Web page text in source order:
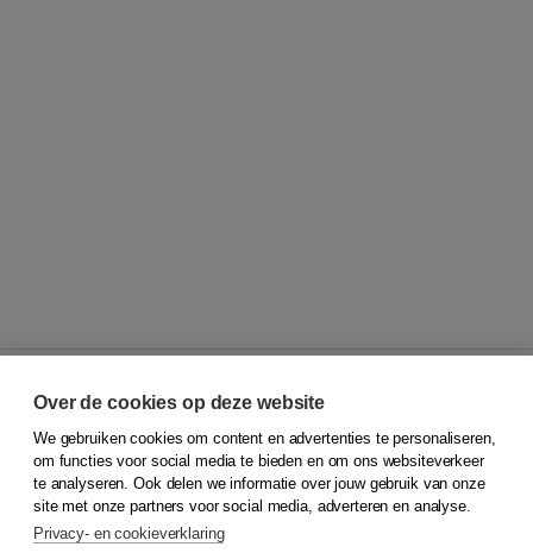
© 2026Koninklijke Boom uitgevers
Klantenservice
Service & informatie
Contact
Over de cookies op deze website
We gebruiken cookies om content en advertenties te personaliseren,
om functies voor social media te bieden en om ons websiteverkeer
te analyseren. Ook delen we informatie over jouw gebruik van onze
site met onze partners voor social media, adverteren en analyse.
Privacy- en cookieverklaring